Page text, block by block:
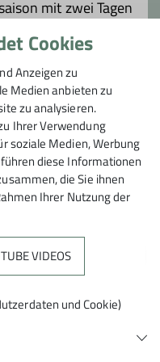
runden wir
mit zwei Tagen
in Kleinbussen
Uhr Sonntag im
sind vor Ort zu
Cookies
Anzeigen zu
Medien anbieten zu
zu analysieren.
Ihrer Verwendung
soziale Medien, Werbung
diese Informationen
die Sie ihnen
Ihrer Nutzung der
VIDEOS
und Cookie)